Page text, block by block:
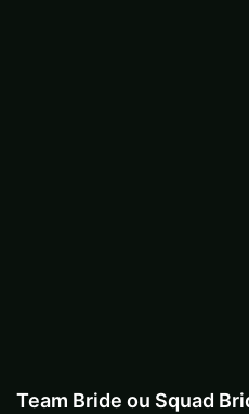
Team Bride ou Squad